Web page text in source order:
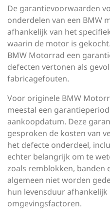
De garantievoorwaarden
onderdelen van een BMW
afhankelijk van het
waarin de motor is
BMW Motorrad een
defecten vertonen als
fabricagefouten.
Voor originele BMW
meestal een
aankoopdatum. Deze
gesproken de kosten van
het defecte onderdeel,
echter belangrijk om te
zoals remblokken, banden
algemeen niet worden
hun levensduur afhankelijk
omgevingsfactoren.